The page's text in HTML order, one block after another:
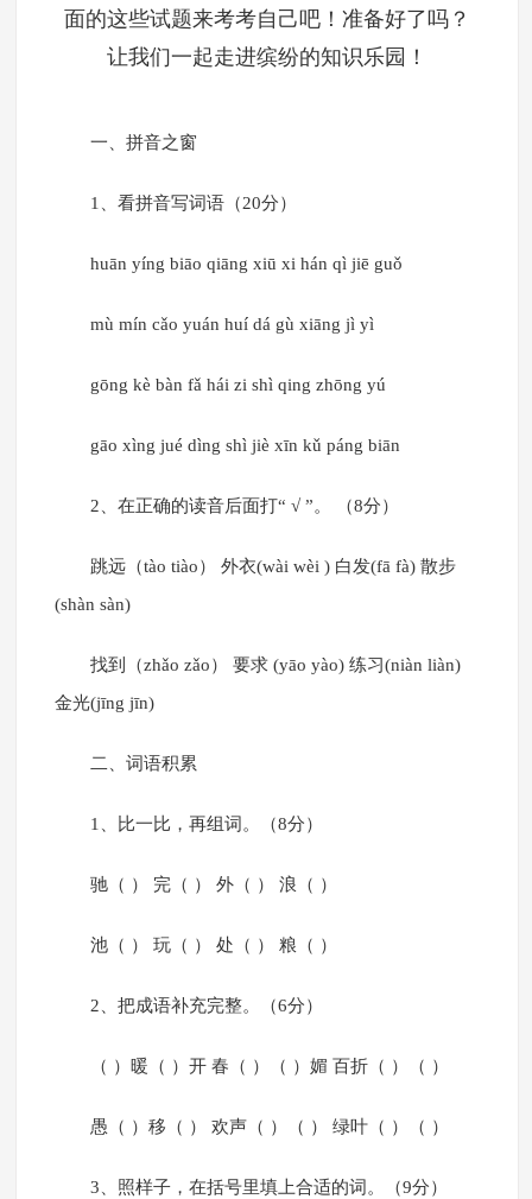
面的这些试题来考考自己吧！准备好了吗？
让我们一起走进缤纷的知识乐园！
一、拼音之窗
1、看拼音写词语（20分）
huān yíng biāo qiāng xiū xi hán qì jiē guǒ
mù mín cǎo yuán huí dá gù xiāng jì yì
gōng kè bàn fǎ hái zi shì qing zhōng yú
gāo xìng jué dìng shì jiè xīn kǔ páng biān
2、在正确的读音后面打“ √ ”。 （8分）
跳远（tào tiào） 外衣(wài wèi ) 白发(fā fà) 散步
(shàn sàn)
找到（zhǎo zǎo） 要求 (yāo yào) 练习(niàn liàn)
金光(jīng jīn)
二、词语积累
1、比一比，再组词。（8分）
驰（ ） 完（ ） 外（ ） 浪（ ）
池（ ） 玩（ ） 处（ ） 粮（ ）
2、把成语补充完整。（6分）
（ ）暖（ ）开 春（ ）（ ）媚 百折（ ）（ ）
愚（ ）移（ ） 欢声（ ）（ ） 绿叶（ ）（ ）
3、照样子，在括号里填上合适的词。（9分）